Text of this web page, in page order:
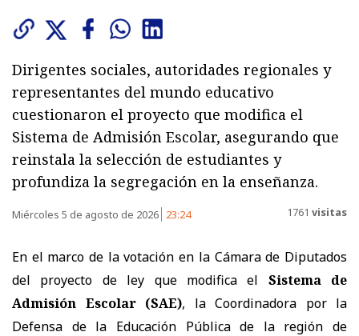
Dirigentes sociales, autoridades regionales y
representantes del mundo educativo
cuestionaron el proyecto que modifica el
Sistema de Admisión Escolar, asegurando que
reinstala la selección de estudiantes y
profundiza la segregación en la enseñanza.
Miércoles 5 de agosto de 2026 23:24 1761 visitas
En el marco de la votación en la Cámara de Diputados
del proyecto de ley que modifica el
Sistema de
Admisión Escolar (SAE), la Coordinadora por la
Defensa de la Educación Pública de la región de